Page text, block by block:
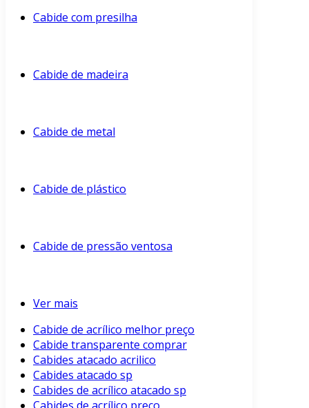
Cabide com presilha
Cabide de madeira
Cabide de metal
Cabide de plástico
Cabide de pressão ventosa
Ver mais
Cabide de acrílico melhor preço
Cabide transparente comprar
Cabides atacado acrilico
Cabides atacado sp
Cabides de acrílico atacado sp